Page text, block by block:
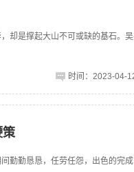
却是撑起大山不可或缺的基石。
时间：2023-04-
策
勤勤恳恳，任劳任怨，出色的完